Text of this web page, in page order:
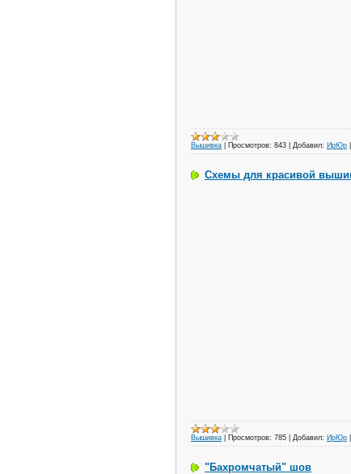
Вышивка Просмотров: 843 Добавил: ИрЮр
Схемы для красивой
Вышивка Просмотров: 785 Добавил: ИрЮр
"Бахромчатый" шов